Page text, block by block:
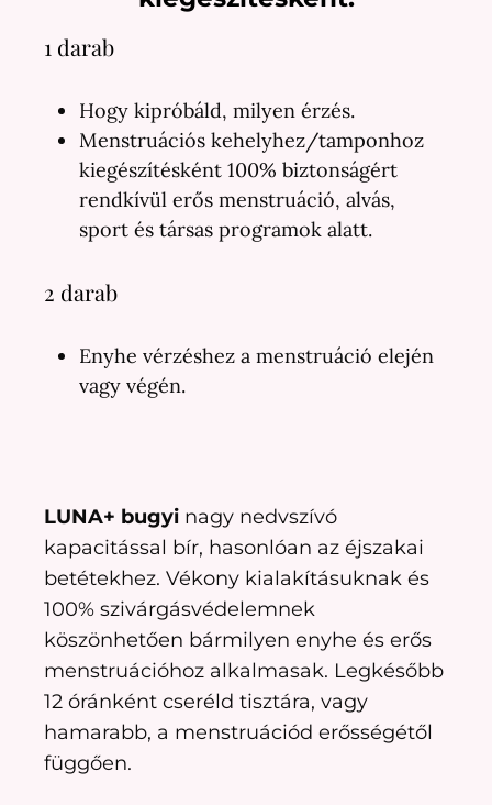
1 darab
Hogy kipróbáld, milyen érzés.
Menstruációs kehelyhez/tamponhoz
kiegészítésként 100% biztonságért
rendkívül erős menstruáció, alvás,
sport és társas programok alatt.
2 darab
Enyhe vérzéshez a menstruáció elején
vagy végén.
LUNA+ bugyi nagy nedvszívó
kapacitással bír, hasonlóan az éjszakai
betétekhez. Vékony kialakításuknak és
100% szivárgásvédelemnek
köszönhetően bármilyen enyhe és erős
menstruációhoz alkalmasak. Legkésőbb
12 óránként cseréld tisztára, vagy
hamarabb, a menstruációd erősségétől
függően.